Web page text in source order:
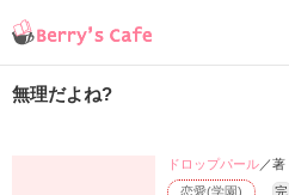
無理だよね?
恋愛(学園) 完
ドロップパール／著